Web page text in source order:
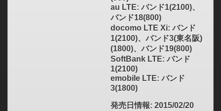
au LTE: バンド1(2100)、
バンド18(800)
docomo LTE Xi: バンド
1(2100)、バンド3(東名阪)
(1800)、バンド19(800)
SoftBank LTE: バンド
1(2100)
emobile LTE: バンド
3(1800)
発売日情報: 2015/02/20